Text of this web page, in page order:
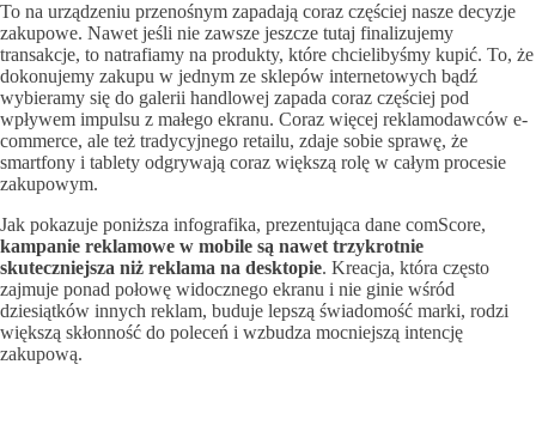
To na urządzeniu przenośnym zapadają coraz częściej nasze decyzje
zakupowe. Nawet jeśli nie zawsze jeszcze tutaj finalizujemy
transakcje, to natrafiamy na produkty, które chcielibyśmy kupić. To, że
dokonujemy zakupu w jednym ze sklepów internetowych bądź
wybieramy się do galerii handlowej zapada coraz częściej pod
wpływem impulsu z małego ekranu. Coraz więcej reklamodawców e-
commerce, ale też tradycyjnego retailu, zdaje sobie sprawę, że
smartfony i tablety odgrywają coraz większą rolę w całym procesie
zakupowym.
Jak pokazuje poniższa infografika, prezentująca dane comScore,
kampanie reklamowe w mobile są nawet trzykrotnie
skuteczniejsza niż reklama na desktopie. Kreacja, która często
zajmuje ponad połowę widocznego ekranu i nie ginie wśród
dziesiątków innych reklam, buduje lepszą świadomość marki, rodzi
większą skłonność do poleceń i wzbudza mocniejszą intencję
zakupową.